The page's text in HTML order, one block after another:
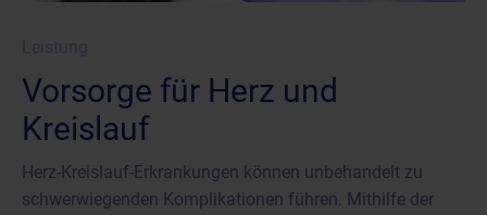
Vorsorge für Herz und
Kreislauf
Herz-Kreislauf-Erkrankungen können unbehandelt zu
schwerwiegenden Komplikationen führen. Mithilfe der